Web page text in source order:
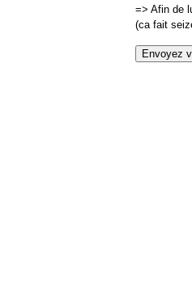
=> Afin de
(ca fait